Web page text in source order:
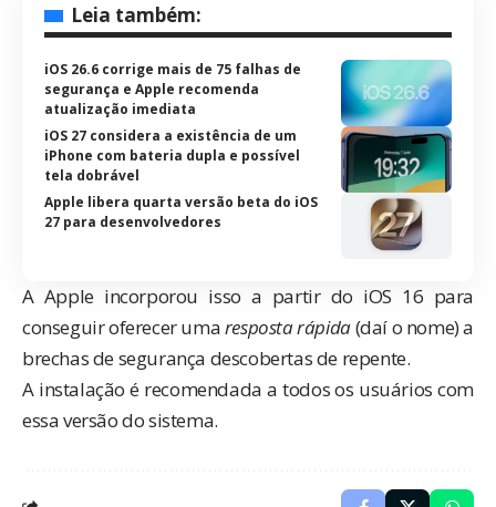
Leia também:
iOS 26.6 corrige mais de 75 falhas de
segurança e Apple recomenda
atualização imediata
iOS 27 considera a existência de um
iPhone com bateria dupla e possível
tela dobrável
Apple libera quarta versão beta do iOS
27 para desenvolvedores
A Apple incorporou isso a partir do iOS 16 para
conseguir oferecer umaresposta rápida(daí o nome) a
brechas de segurança descobertas de repente.
A instalação é recomendada a todos os usuários com
essa versão do sistema.